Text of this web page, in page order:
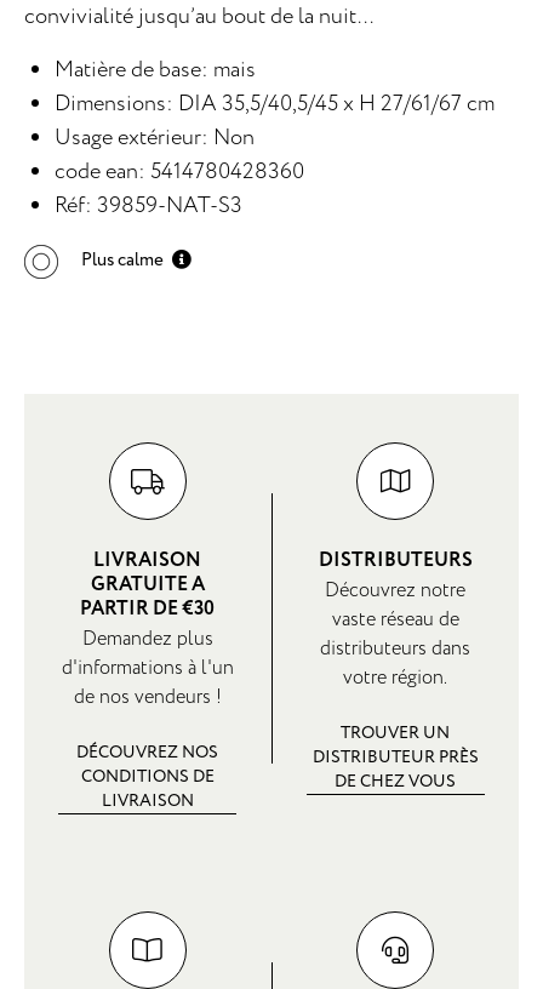
convivialité jusqu’au bout de la nuit...
Matière de base: mais
Dimensions: DIA 35,5/40,5/45 x H 27/61/67 cm
Usage extérieur: Non
code ean: 5414780428360
Réf: 39859-NAT-S3
Plus calme
LIVRAISON
GRATUITE A
PARTIR DE €30
Demandez plus
d'informations à l'un
de nos vendeurs !
DÉCOUVREZ NOS
CONDITIONS DE
LIVRAISON
DISTRIBUTEURS
Découvrez notre
vaste réseau de
distributeurs dans
votre région.
TROUVER UN
DISTRIBUTEUR PRÈS
DE CHEZ VOUS